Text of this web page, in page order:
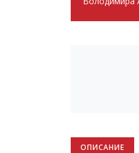
ОПИСАНИЕ